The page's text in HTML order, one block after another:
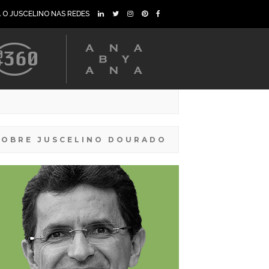
O JUSCELINO NAS REDES
JUSCELINO DOURADO